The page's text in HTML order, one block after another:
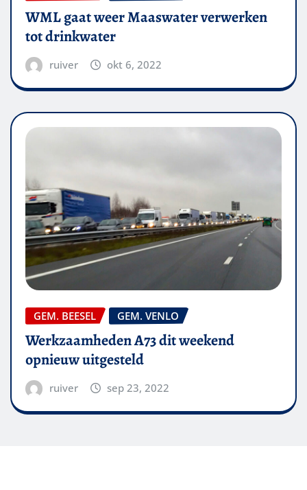
WML gaat weer Maaswater verwerken
tot drinkwater
ruiver okt 6, 2022
GEM. BEESEL GEM. VENLO
Werkzaamheden A73 dit weekend
opnieuw uitgesteld
ruiver sep 23, 2022